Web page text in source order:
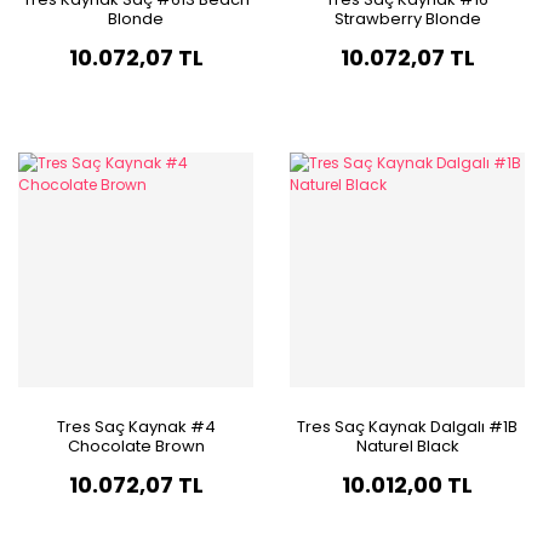
Blonde
10.072,07 TL
Strawberry Blonde
10.072,07 TL
Tres Saç Kaynak #4
Chocolate Brown
10.072,07 TL
Tres Saç Kaynak Dalgalı #1B
Naturel Black
10.012,00 TL